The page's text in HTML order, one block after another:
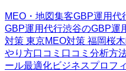
MEO・地図集客GBP運用代
GBP運用代行渋谷のGBP運
対策 東京MEO対策 福岡桜
やり方口コミ 口コミ分析方
ール最適化ビジネスプロフ